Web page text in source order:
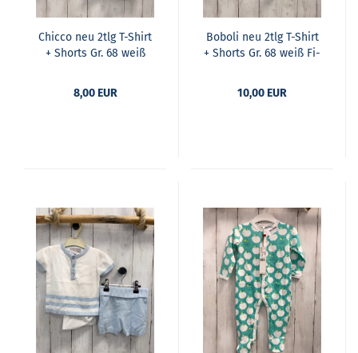
Chic­co neu 2tlg T-​Shirt
+ Shorts Gr. 68 weiß
32,90€
8,00 EUR
Bobo­li neu 2tlg T-​Shirt
+ Shorts Gr. 68 weiß Fi­
10,00 EUR